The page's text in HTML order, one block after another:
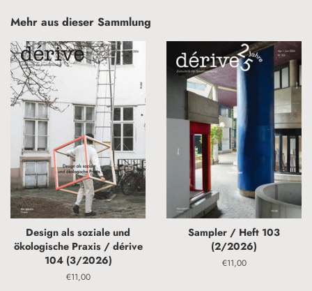
Mehr aus dieser Sammlung
Design als soziale und
ökologische Praxis / dérive
104 (3/2026)
Normaler
€11,00
Sampler / Heft 103
(2/2026)
Normaler
€11,00